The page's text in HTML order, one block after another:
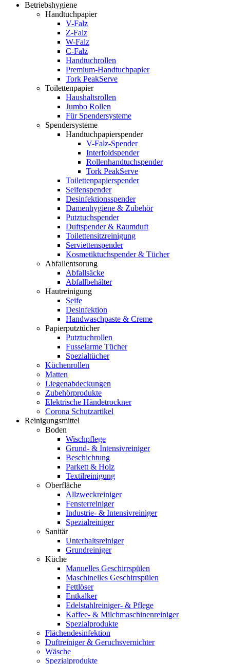
Betriebshygiene
Handtuchpapier
V-Falz
Z-Falz
W-Falz
C-Falz
Handtuchrollen
Premium-Handtuchpapier
Tork PeakServe
Toilettenpapier
Haushaltsrollen
Jumbo Rollen
Für Spendersysteme
Spendersysteme
Handtuchpapierspender
V-Falz-Spender
Interfoldspender
Rollenhandtuchspender
Tork PeakServe
Toilettenpapierspender
Seifenspender
Desinfektionsspender
Damenhygiene & Zubehör
Putztuchspender
Duftspender & Raumduft
Toilettensitzreinigung
Serviettenspender
Kosmetiktuchspender & Tücher
Abfallentsorung
Abfallsäcke
Abfallbehälter
Hautreinigung
Seife
Desinfektion
Handwaschpaste & Creme
Papierputztücher
Putztuchrollen
Fusselarme Tücher
Spezialtücher
Küchenrollen
Matten
Liegenabdeckungen
Zubehörprodukte
Elektrische Händetrockner
Corona Schutzartikel
Reinigungsmittel
Boden
Wischpflege
Grund- & Intensivreiniger
Beschichtung
Parkett & Holz
Textilreinigung
Oberfläche
Allzweckreiniger
Fensterreiniger
Industrie- & Intensivreiniger
Spezialreiniger
Sanitär
Unterhaltsreiniger
Grundreiniger
Küche
Manuelles Geschirrspülen
Maschinelles Geschirrspülen
Fettlöser
Entkalker
Edelstahlreiniger- & Pflege
Kaffee- & Milchmaschinenreiniger
Spezialprodukte
Flächendesinfektion
Duftreiniger & Geruchsvernichter
Wäsche
Spezialprodukte